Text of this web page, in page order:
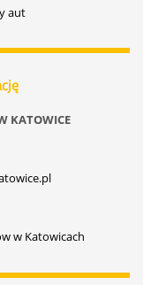
aut
KATOWICE
w Katowicach